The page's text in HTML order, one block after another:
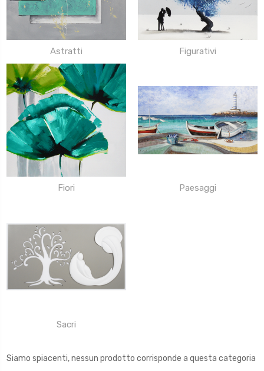
Astratti Figurativi
Fiori Paesaggi
Sacri
Siamo spiacenti, nessun prodotto corrisponde a questa categoria